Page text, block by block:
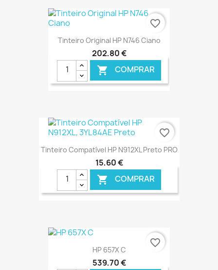
€ ONLINE
Tinteiro Original HP N746 Ciano
202,80 €
 COMPRAR
€ ONLINE
favorite_border
Tinteiro Compatível HP N912XL Preto PRO
15,60 €
 COMPRAR
favorite_border
HP 657X C
539,70 €
favorite_border